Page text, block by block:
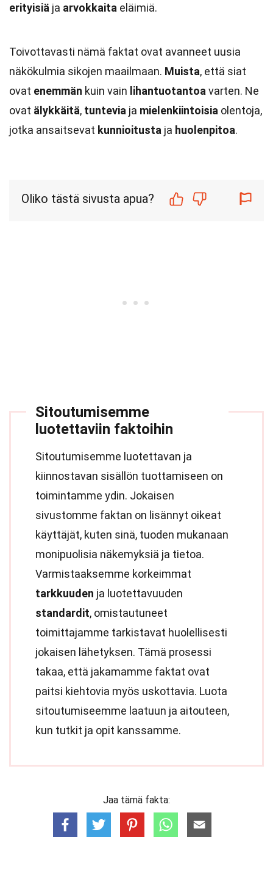
erityisiä ja arvokkaita eläimiä.
Toivottavasti nämä faktat ovat avanneet uusia
näkökulmia sikojen maailmaan. Muista, että siat
ovat enemmän kuin vain lihantuotantoa varten. Ne
ovat älykkäitä, tuntevia ja mielenkiintoisia olentoja,
jotka ansaitsevat kunnioitusta ja huolenpitoa.
Oliko tästä sivusta apua?
Sitoutumisemme
luotettaviin faktoihin
Sitoutumisemme luotettavan ja
kiinnostavan sisällön tuottamiseen on
toimintamme ydin. Jokaisen
sivustomme faktan on lisännyt oikeat
käyttäjät, kuten sinä, tuoden mukanaan
monipuolisia näkemyksiä ja tietoa.
Varmistaaksemme korkeimmat
tarkkuuden ja luotettavuuden
standardit, omistautuneet
toimittajamme tarkistavat huolellisesti
jokaisen lähetyksen. Tämä prosessi
takaa, että jakamamme faktat ovat
paitsi kiehtovia myös uskottavia. Luota
sitoutumiseemme laatuun ja aitouteen,
kun tutkit ja opit kanssamme.
Jaa tämä fakta: